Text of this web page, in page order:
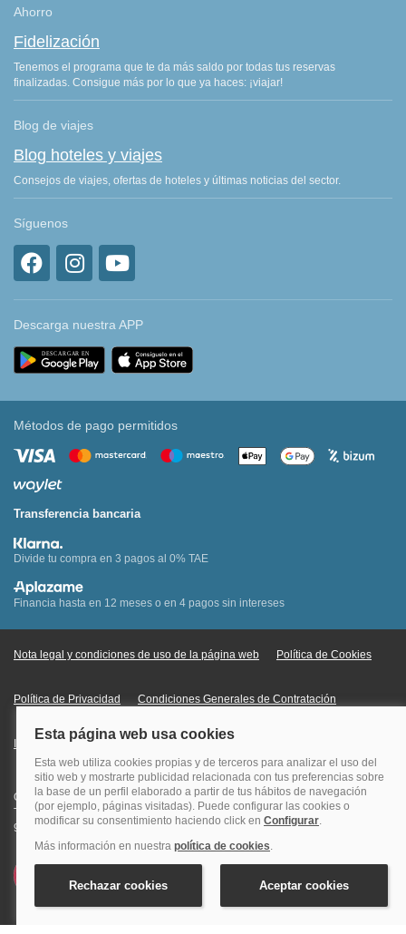
Ahorro
Fidelización
Tenemos el programa que te da más saldo por todas tus reservas
finalizadas. Consigue más por lo que ya haces: ¡viajar!
Blog de viajes
Blog hoteles y viajes
Consejos de viajes, ofertas de hoteles y últimas noticias del sector.
Síguenos
Descarga nuestra APP
Métodos de pago permitidos
Transferencia bancaria
Divide tu compra en 3 pagos al 0% TAE
Financia hasta en 12 meses o en 4 pagos sin intereses
Nota legal y condiciones de uso de la página web Política de Cookies
Política de Privacidad Condiciones Generales de Contratación
Información Legal sobre Mercados en Línea
Quehoteles.com - Especialistas en hoteles © Copyright Veturis Travel S.A.
Todos los derechos reservados. Autorización nº I-AV0000879.4 Tel: +34
915759999